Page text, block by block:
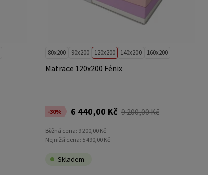
80x200 90x200 120x200 140x200 160x200
Matrace 120x200 Fénix
-30% 6 440,00 Kč 9 200,00 Kč
Běžná cena:9 200,00 Kč
Nejnižší cena:5 490,00 Kč
Skladem